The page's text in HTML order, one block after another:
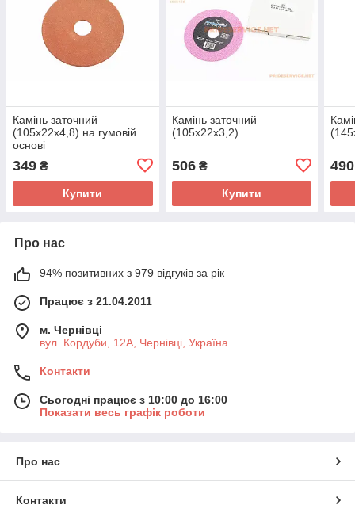
Камінь заточний
(105x22x4,8) на гумовій
основі
349 ₴
Купити
Камінь заточний
(105x22x3,2)
506₴
Купити
490
Про нас
94% позитивних з 979 відгуків за рік
Працює з 21.04.2011
м. Чернівці
вул. Кордуби, 12А, Чернівці, Україна
Контакти
Сьогодні працює з 10:00 до 16:00
Показати весь графік роботи
Про нас
Контакти